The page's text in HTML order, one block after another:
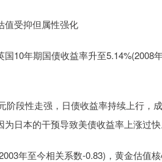
值受抑但属性强化
10年期国债收益率升至5.14%(2008
阶段性走强，日债收益率持续上行，
日本的干预导致美债收益率上涨过快
年至今相关系数-0.83)，黄金估值